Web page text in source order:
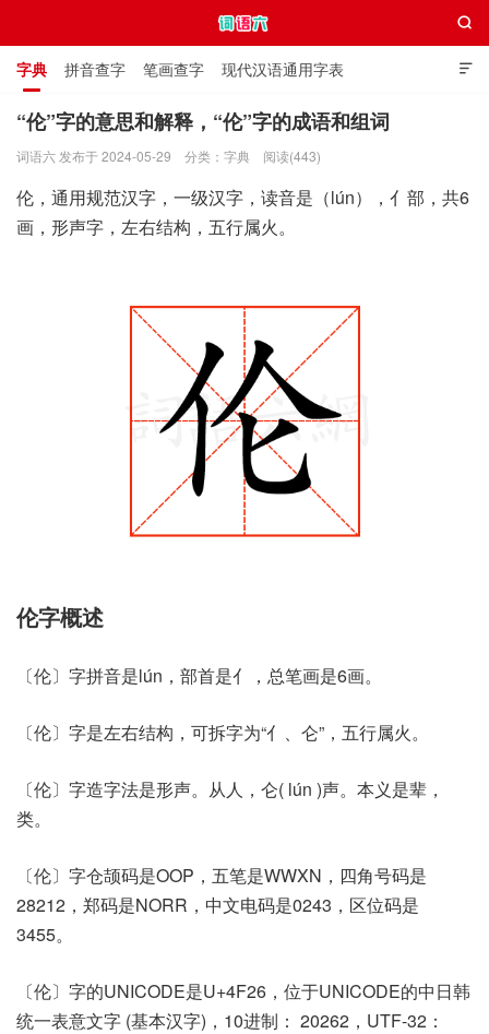

字典 拼音查字 笔画查字 现代汉语通用字表
通用规范汉字表 叠字大全 独体字大全 极简英语词典

“伦”字的意思和解释，“伦”字的成语和组词
词语六 发布于 2024-05-29 分类： 字典 阅读(443)
伦，通用规范汉字，一级汉字，读音是（lún），亻部，共6
画，形声字，左右结构，五行属火。
伦字概述
〔伦〕字拼音是lún，部首是亻，总笔画是6画。
〔伦〕字是左右结构，可拆字为“亻、仑”，五行属火。
〔伦〕字造字法是形声。从人，仑( lún )声。本义是辈，
类。
〔伦〕字仓颉码是OOP，五笔是WWXN，四角号码是
28212，郑码是NORR，中文电码是0243，区位码是
3455。
〔伦〕字的UNICODE是U+4F26，位于UNICODE的中日韩
统一表意文字 (基本汉字)，10进制： 20262，UTF-32：